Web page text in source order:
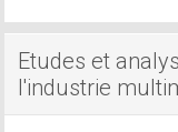
Etudes et
l'industrie